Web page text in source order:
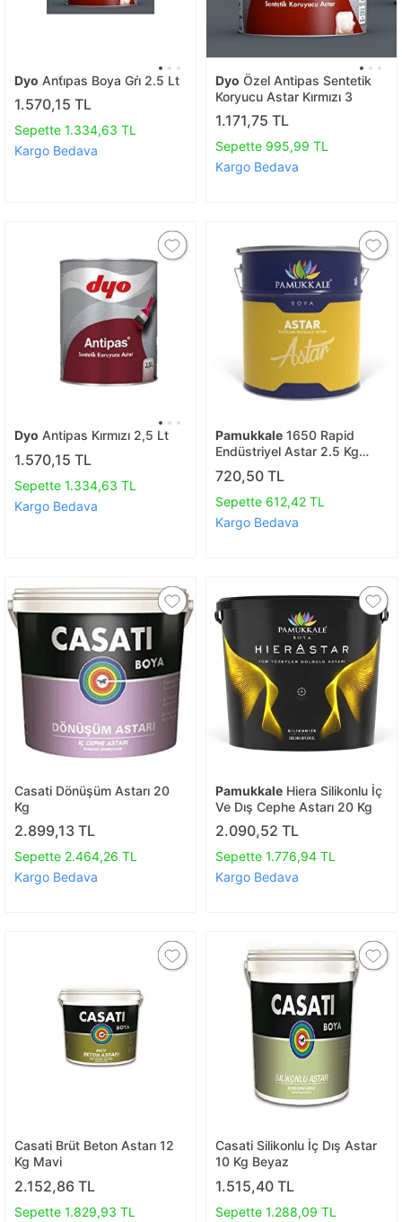
Dyo Anti̇pas Boya Gri̇ 2.5 Lt
1.570,15 TL
Sepette 1.334,63 TL
Kargo Bedava
Dyo Özel Antipas Sentetik
Koryucu Astar Kırmızı 3
1.171,75 TL
Sepette 995,99 TL
Kargo Bedava
Dyo Antipas Kırmızı 2,5 Lt
1.570,15 TL
Sepette 1.334,63 TL
Kargo Bedava
Pamukkale 1650 Rapid
Endüstriyel Astar 2.5 Kg
Beyaz
720,50 TL
Sepette 612,42 TL
Kargo Bedava
Casati Dönüşüm Astarı 20
Kg
2.899,13 TL
Sepette 2.464,26 TL
Kargo Bedava
Pamukkale Hiera Silikonlu İç
Ve Dış Cephe Astarı 20 Kg
2.090,52 TL
Sepette 1.776,94 TL
Kargo Bedava
Casati Brüt Beton Astarı 12
Kg Mavi
2.152,86 TL
Sepette 1.829,93 TL
Casati Silikonlu İç Dış Astar
10 Kg Beyaz
1.515,40 TL
Sepette 1.288,09 TL